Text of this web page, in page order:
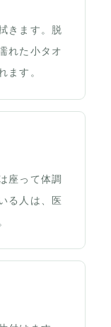
きます。脱
れた小タオ
ます。
座って体調
る人は、医